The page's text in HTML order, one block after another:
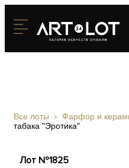
Все лоты Фарфор и
табака "Эротика"
Лот №1825